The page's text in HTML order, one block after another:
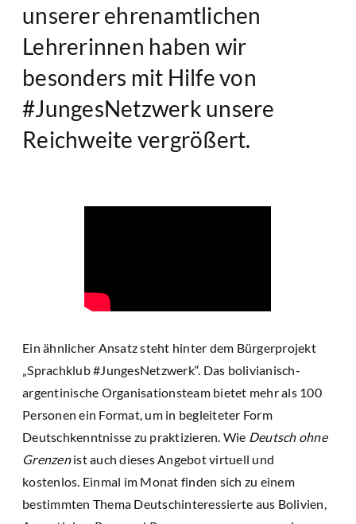
unserer ehrenamtlichen
Lehrerinnen haben wir
besonders mit Hilfe von
#JungesNetzwerk unsere
Reichweite vergrößert.
Ein ähnlicher Ansatz steht hinter dem Bürgerprojekt
„Sprachklub #JungesNetzwerk“. Das bolivianisch-
argentinische Organisationsteam bietet mehr als 100
Personen ein Format, um in begleiteter Form
Deutschkenntnisse zu praktizieren. Wie Deutsch ohne
Grenzenist auch dieses Angebot virtuell und
kostenlos. Einmal im Monat finden sich zu einem
bestimmten Thema Deutschinteressierte aus Bolivien,